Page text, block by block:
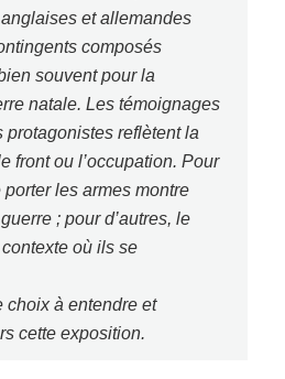
et allemandes
composés
souvent pour la
natale. Les témoignages
protagonistes reflètent la
front ou l’occupation. Pour
les armes montre
; pour d’autres, le
où ils se
choix à entendre et
cette exposition.